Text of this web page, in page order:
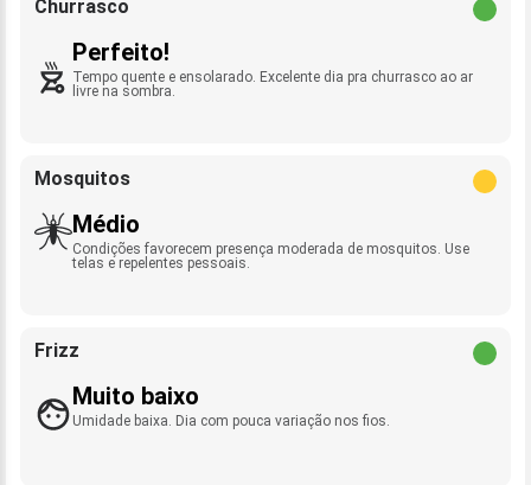
Churrasco
Perfeito!
Tempo quente e ensolarado. Excelente dia pra churrasco ao ar
livre na sombra.
Mosquitos
Médio
Condições favorecem presença moderada de mosquitos. Use
telas e repelentes pessoais.
Frizz
Muito baixo
Umidade baixa. Dia com pouca variação nos fios.